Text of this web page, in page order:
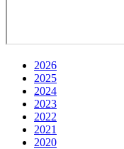
2026
2025
2024
2023
2022
2021
2020